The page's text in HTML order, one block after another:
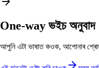
One-way ভইচ অনুবাদ
আপুনি এটা ভাষাত কওক, আপোনাৰ